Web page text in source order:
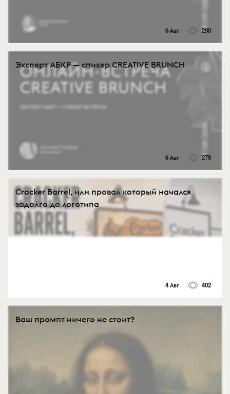
6 Авг 290
Эксперт АБКР — спикер CREATIVE BRUNCH
6 Авг 279
Cracker Barrel, или провал который начался
задолго до логотипа
4 Авг 402
Ваш промпт ничего не стоит?